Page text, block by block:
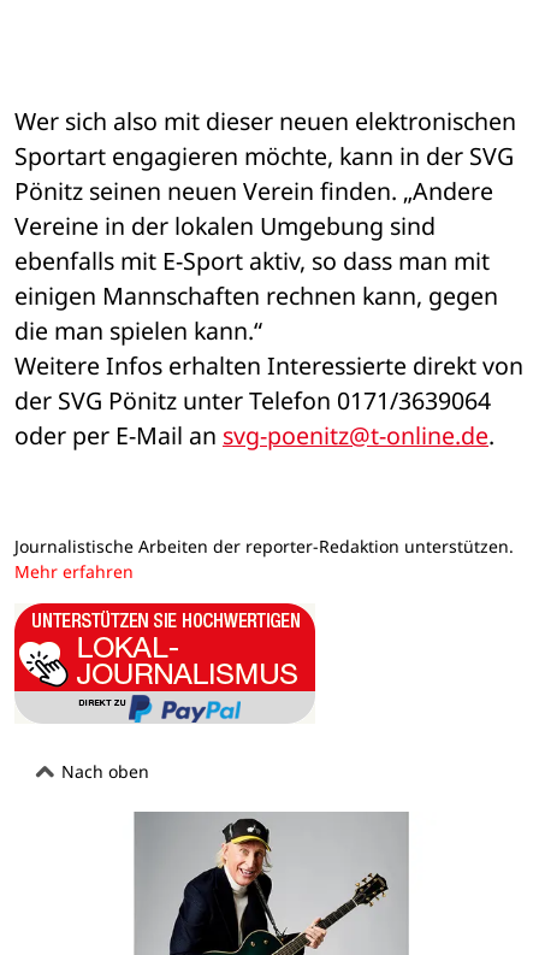
Wer sich also mit dieser neuen elektronischen
Sportart engagieren möchte, kann in der SVG
Pönitz seinen neuen Verein finden. „Andere
Vereine in der lokalen Umgebung sind
ebenfalls mit E-Sport aktiv, so dass man mit
einigen Mannschaften rechnen kann, gegen
die man spielen kann.“
Weitere Infos erhalten Interessierte direkt von
der SVG Pönitz unter Telefon 0171/3639064
oder per E-Mail an svg-poenitz@t-online.de.
Journalistische Arbeiten der reporter-Redaktion unterstützen.
Mehr erfahren
Nach oben